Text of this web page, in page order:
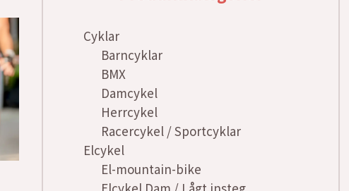
Cyklar
Barncyklar
BMX
Damcykel
Herrcykel
Racercykel / Sportcyklar
Elcykel
El-mountain-bike